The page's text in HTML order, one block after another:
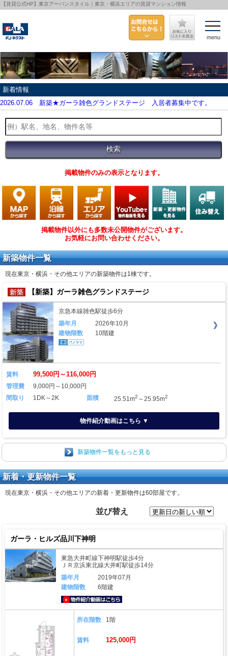
【賃貸公式HP】東京アーバンスタイル｜東京・横浜エリアの賃貸マンション情報
新着情報
2026.07.06 新築★ガーラ雑色グランドステージ 入居者募集中です。
掲載物件のみの表示となります。
掲載物件以外にも多数未公開物件がございます。
お気軽にお問い合わせください。
新築物件一覧
現在東京・横浜・その他エリアの新築物件は1棟です。
【新築】ガーラ雑色グランドステージ
京急本線雑色駅徒歩6分
築年月
2026年10月
建物階数
10階建
賃料 99,500円～116,000円
管理費
9,000円～10,000円
間取り
1DK～2K 面積 25.51m2 ～25.95m2
物件紹介動画はこちら ▼
新築物件一覧をもっと見る
新着・更新物件一覧
現在東京・横浜・その他エリアの新着・更新物件は60部屋です。
並び替え
ガーラ・ヒルズ品川下神明
東急大井町線下神明駅徒歩4分
ＪＲ京浜東北線大井町駅徒歩14分
築年月
2019年07月
建物階数
6階建
所在階数 1階
賃料 125,000円
menu